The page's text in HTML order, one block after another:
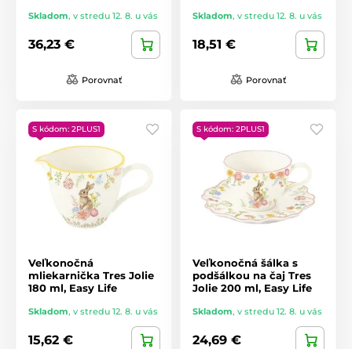
Skladom, v stredu 12. 8. u vás
36,23 €
Porovnať
Skladom, v stredu 12. 8. u vás
18,51 €
Porovnať
S kódom: 2PLUS1
Veľkonočná
mliekarnička Tres Jolie
180 ml, Easy Life
Skladom, v stredu 12. 8. u vás
15,62 €
S kódom: 2PLUS1
Veľkonočná šálka s
podšálkou na čaj Tres
Jolie 200 ml, Easy Life
Skladom, v stredu 12. 8. u vás
24,69 €